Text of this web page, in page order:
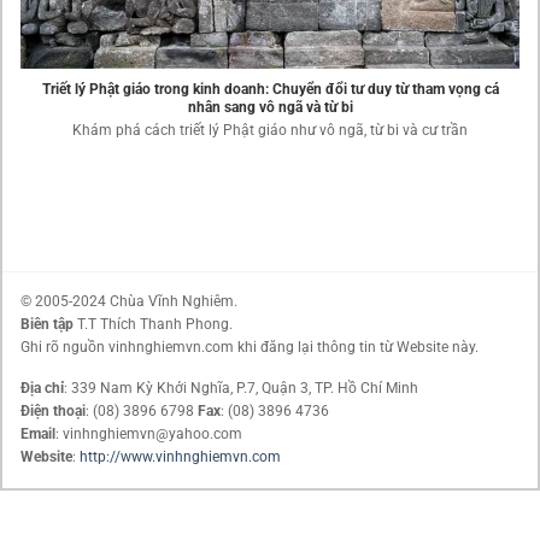
Triết lý Phật giáo trong kinh doanh: Chuyển đổi tư duy từ tham vọng cá
nhân sang vô ngã và từ bi
Khám phá cách triết lý Phật giáo như vô ngã, từ bi và cư trần
© 2005-2024 Chùa Vĩnh Nghiêm.
Biên tập T.T Thích Thanh Phong.
Ghi rõ nguồn vinhnghiemvn.com khi đăng lại thông tin từ Website này.
Địa chỉ: 339 Nam Kỳ Khởi Nghĩa, P.7, Quận 3, TP. Hồ Chí Minh
Điện thoại: (08) 3896 6798 Fax: (08) 3896 4736
Email : vinhnghiemvn@yahoo.com
Website: http://www.vinhnghiemvn.com